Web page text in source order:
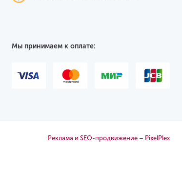
Мы принимаем к оплате:
Реклама и SEO-продвижение – PixelPlex